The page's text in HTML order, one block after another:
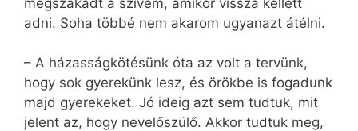
adni. Soha többé nem akarom ugyanazt átélni.
– A házasságkötésünk óta az volt a tervünk,
hogy sok gyerekünk lesz, és örökbe is fogadunk
majd gyerekeket. Jó ideig azt sem tudtuk, mit
jelent az, hogy nevelőszülő. Akkor tudtuk meg,